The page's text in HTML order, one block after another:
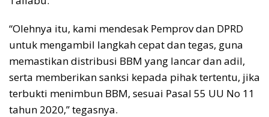
“Olehnya itu, kami mendesak Pemprov dan DPRD
untuk mengambil langkah cepat dan tegas, guna
memastikan distribusi BBM yang lancar dan adil,
serta memberikan sanksi kepada pihak tertentu, jika
terbukti menimbun BBM, sesuai Pasal 55 UU No 11
tahun 2020,” tegasnya.